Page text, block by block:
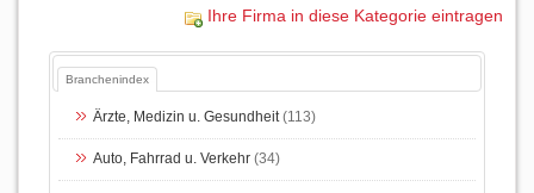
Ihre Firma in diese Kategorie eintragen
Branchenindex
Ärzte, Medizin u. Gesundheit(113)
Auto, Fahrrad u. Verkehr (34)